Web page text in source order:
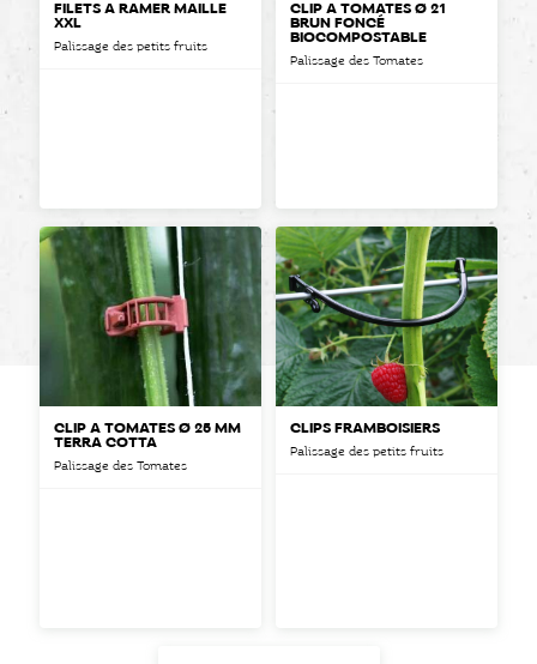
FILETS À RAMER MAILLE
XXL
Palissage des petits fruits
CLIP À TOMATES Ø 21
BRUN FONCÉ
BIOCOMPOSTABLE
Palissage des Tomates
CLIP À TOMATES Ø 25 MM
TERRA COTTA
Palissage des Tomates
CLIPS FRAMBOISIERS
Palissage des petits fruits